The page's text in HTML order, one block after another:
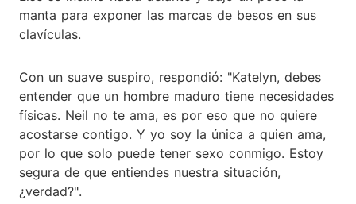
manta para exponer las marcas de besos en sus
clavículas.
Con un suave suspiro, respondió: "Katelyn, debes
entender que un hombre maduro tiene necesidades
físicas. Neil no te ama, es por eso que no quiere
acostarse contigo. Y yo soy la única a quien ama,
por lo que solo puede tener sexo conmigo. Estoy
segura de que entiendes nuestra situación,
¿verdad?".